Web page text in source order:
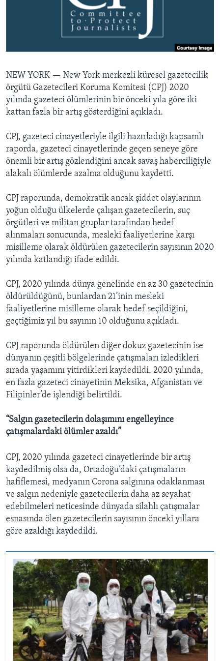
Diller
NEW YORK — New York merkezli küresel gazetecilik
örgütü Gazetecileri Koruma Komitesi (CPJ) 2020
yılında gazeteci ölümlerinin bir önceki yıla göre iki
kattan fazla bir artış gösterdiğini açıkladı.
CPJ, gazeteci cinayetleriyle ilgili hazırladığı kapsamlı
raporda, gazeteci cinayetlerinde geçen seneye göre
önemli bir artış gözlendiğini ancak savaş haberciliğiyle
alakalı ölümlerde azalma olduğunu kaydetti.
CPJ raporunda, demokratik ancak şiddet olaylarının
yoğun olduğu ülkelerde çalışan gazetecilerin, suç
örgütleri ve militan gruplar tarafından hedef
alınmaları sonucunda, mesleki faaliyetlerine karşı
misilleme olarak öldürülen gazetecilerin sayısının 2020
yılında katlandığı ifade edildi.
CPJ, 2020 yılında dünya genelinde en az 30 gazetecinin
öldürüldüğünü, bunlardan 21’inin mesleki
faaliyetlerine misilleme olarak hedef seçildiğini,
geçtiğimiz yıl bu sayının 10 olduğunu açıkladı.
CPJ raporunda öldürülen diğer dokuz gazetecinin ise
dünyanın çeşitli bölgelerinde çatışmaları izledikleri
sırada yaşamını yitirdikleri kaydedildi. 2020 yılında,
en fazla gazeteci cinayetinin Meksika, Afganistan ve
Filipinler’de işlendiği belirtildi.
“Salgın gazetecilerin dolaşımını engelleyince
çatışmalardaki ölümler azaldı”
CPJ, 2020 yılında gazeteci cinayetlerinde bir artış
kaydedilmiş olsa da, Ortadoğu’daki çatışmaların
hafiflemesi, medyanın Corona salgınına odaklanması
ve salgın nedeniyle gazetecilerin daha az seyahat
edebilmeleri neticesinde dünyada silahlı çatışmalar
esnasında ölen gazetecilerin sayısının önceki yıllara
göre azaldığı kaydedildi.